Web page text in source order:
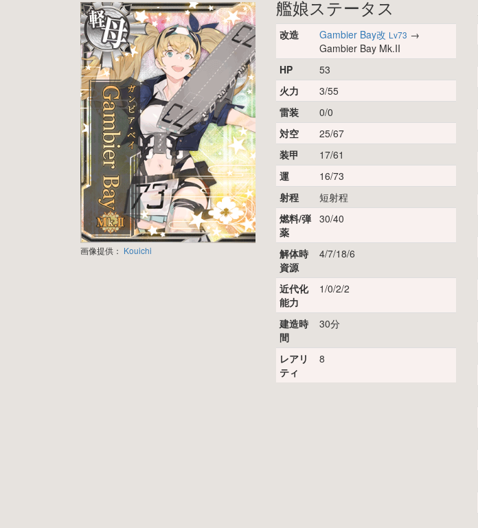
画像提供： Kouichi
艦娘ステータス
改造 Gambier Bay改 Lv73 →
Gambier Bay Mk.II
HP
53
火力
3/55
雷装
0/0
対空
25/67
装甲
17/61
運
16/73
射程
短射程
燃料/弾
薬
30/40
解体時
資源
4/7/18/6
近代化
能力
1/0/2/2
建造時
間
30分
レアリ
ティ
8